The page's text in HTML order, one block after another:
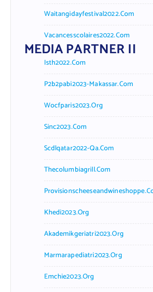
Waitangidayfestival2022.com
Vacancesscolaires2022.com
MEDIA PARTNER II
Isth2022.com
P2b2pabi2023-Makassar.com
Wocfparis2023.org
Sinc2023.com
Scdlqatar2022-Qa.com
Thecolumbiagrill.com
Khedi2023.org
Akademikgeriatri2023.org
Marmarapediatri2023.org
Emchie2023.org